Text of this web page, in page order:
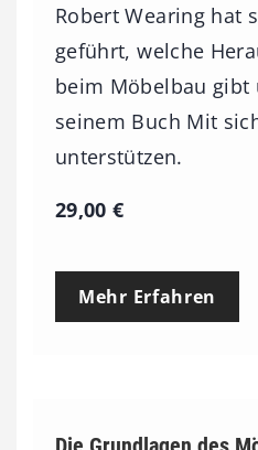
Robert Wearing hat
geführt, welche
beim Möbelbau
seinem Buch Mit
unterstützen.
29,00€
Mehr Erfahren